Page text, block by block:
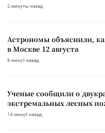
2 минуты назад
Астрономы объяснили,
в Москве 12 августа
6 минут назад
Ученые сообщили о
экстремальных лесных
14 минут назад